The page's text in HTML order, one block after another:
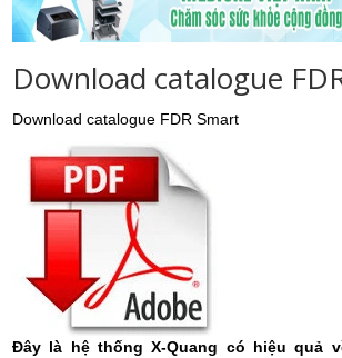
Download catalogue
Download catalogue FDR Smart
Đây là hệ thống X-Quang có hiệu quả